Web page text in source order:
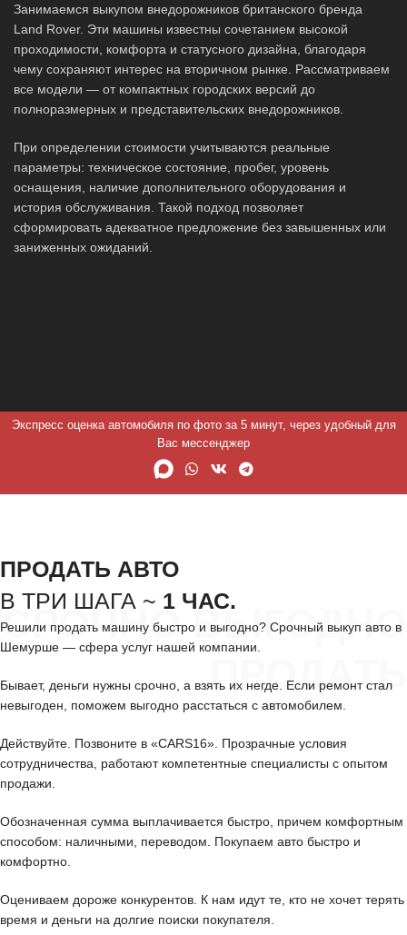
Занимаемся выкупом внедорожников британского бренда
Land Rover. Эти машины известны сочетанием высокой
проходимости, комфорта и статусного дизайна, благодаря
чему сохраняют интерес на вторичном рынке. Рассматриваем
все модели — от компактных городских версий до
полноразмерных и представительских внедорожников.
При определении стоимости учитываются реальные
параметры: техническое состояние, пробег, уровень
оснащения, наличие дополнительного оборудования и
история обслуживания. Такой подход позволяет
сформировать адекватное предложение без завышенных или
заниженных ожиданий.
Экспресс оценка автомобиля по фото за 5 минут, через удобный для
Вас мессенджер
СРОЧНО ВЫГОДНО
ПРОДАТЬ
ПРОДАТЬ АВТО
В ТРИ ШАГА ~ 1 ЧАС.
Решили продать машину быстро и выгодно? Срочный выкуп авто в
Шемурше — сфера услуг нашей компании.
Бывает, деньги нужны срочно, а взять их негде. Если ремонт стал
невыгоден, поможем выгодно расстаться с автомобилем.
Действуйте. Позвоните в «CARS16». Прозрачные условия
сотрудничества, работают компетентные специалисты с опытом
продажи.
Обозначенная сумма выплачивается быстро, причем комфортным
способом: наличными, переводом. Покупаем авто быстро и
комфортно.
Оцениваем дороже конкурентов. К нам идут те, кто не хочет терять
время и деньги на долгие поиски покупателя.